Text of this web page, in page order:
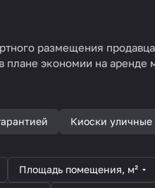
размещения
экономии на аренде
Киоски уличные
Площадь помещения, м²